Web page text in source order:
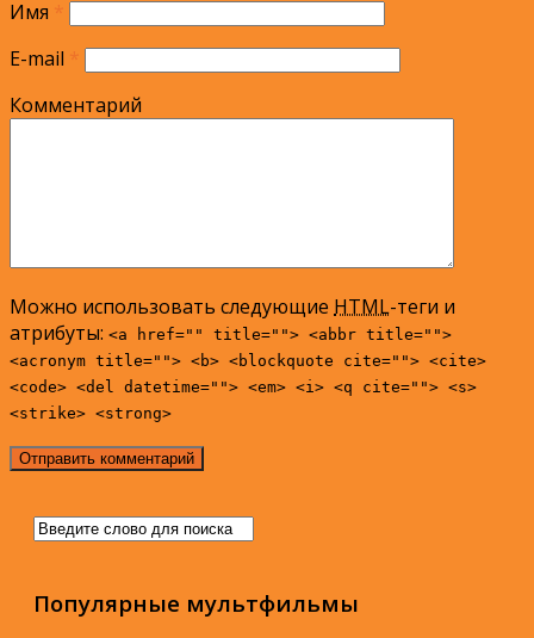
Имя *
E-mail *
Комментарий
Можно использовать следующие HTML-теги и
атрибуты: <a href="" title=""> <abbr title="">
<acronym title=""> <b> <blockquote cite=""> <cite>
<code> <del datetime=""> <em> <i> <q cite=""> <s>
<strike> <strong>
Популярные мультфильмы